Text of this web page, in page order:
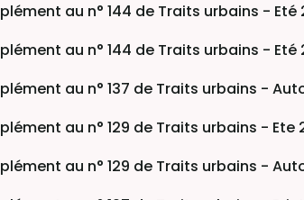
au n° 144 de Traits urbains - Eté
au n° 144 de Traits urbains - Eté
au n° 137 de Traits urbains -
au n° 129 de Traits urbains - Ete
au n° 129 de Traits urbains -